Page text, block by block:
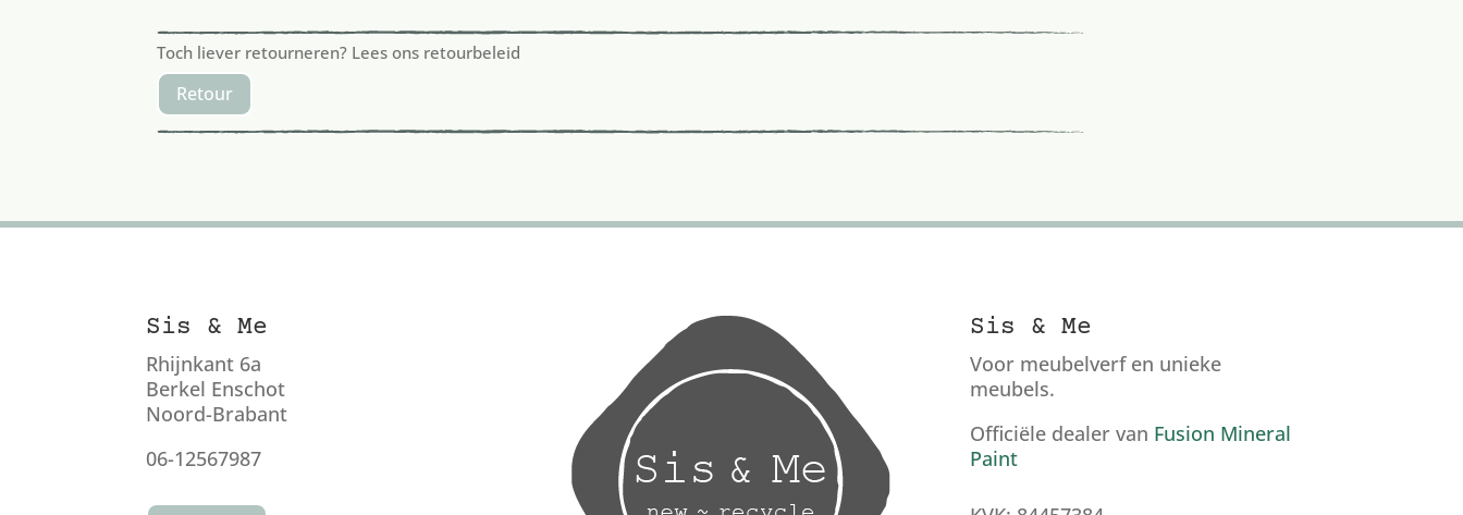
Toch liever retourneren? Lees ons retourbeleid
Retour
Sis & Me
Rhijnkant 6a
Berkel Enschot
Noord-Brabant
06-12567987
Sis & Me
Voor meubelverf en unieke
meubels.
Officiële dealer van Fusion Mineral
Paint